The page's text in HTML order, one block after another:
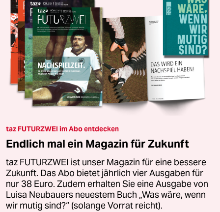
taz FUTURZWEI im Abo entdecken
Endlich mal ein Magazin für Zukunft
taz FUTURZWEI ist unser Magazin für eine bessere
Zukunft. Das Abo bietet jährlich vier Ausgaben für
nur 38 Euro. Zudem erhalten Sie eine Ausgabe von
Luisa Neubauers neuestem Buch „Was wäre, wenn
wir mutig sind?“ (solange Vorrat reicht).